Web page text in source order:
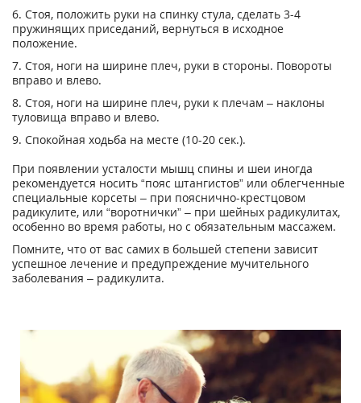
6. Стоя, положить руки на спинку стула, сделать 3-4
пружинящих приседаний, вернуться в исходное
положение.
7. Стоя, ноги на ширине плеч, руки в стороны. Повороты
вправо и влево.
8. Стоя, ноги на ширине плеч, руки к плечам – наклоны
туловища вправо и влево.
9. Спокойная ходьба на месте (10-20 сек.).
При появлении усталости мышц спины и шеи иногда
рекомендуется носить “пояс штангистов” или облегченные
специальные корсеты – при пояснично-крестцовом
радикулите, или “воротнички” – при шейных радикулитах,
особенно во время работы, но с обязательным массажем.
Помните, что от вас самих в большей степени зависит
успешное лечение и предупреждение мучительного
заболевания – радикулита.